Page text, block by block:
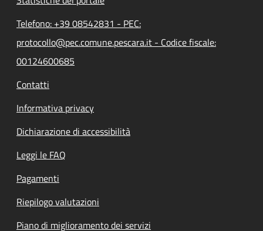
Telefono: +39 08542831 - PEC:
protocollo@pec.comune.pescara.it - Codice fiscale:
00124600685
Contatti
Informativa privacy
Dichiarazione di accessibilità
Leggi le FAQ
Pagamenti
Riepilogo valutazioni
Piano di miglioramento dei servizi